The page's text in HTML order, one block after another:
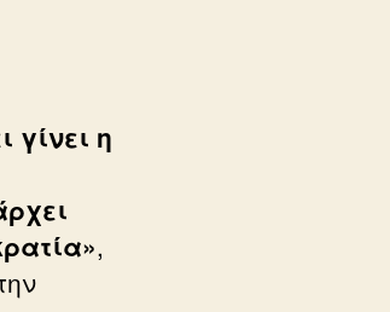
γίνει η
,